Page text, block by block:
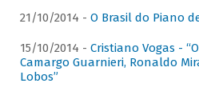
21/10/2014 - O Brasil do Piano
15/10/2014 - Cristiano Vogas -
Camargo Guarnieri, Ronaldo
Lobos”